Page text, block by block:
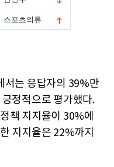
서는 응답자의 39%만
정적으로 평가했다.
책 지지율이 30%에
지지율은 22%까지